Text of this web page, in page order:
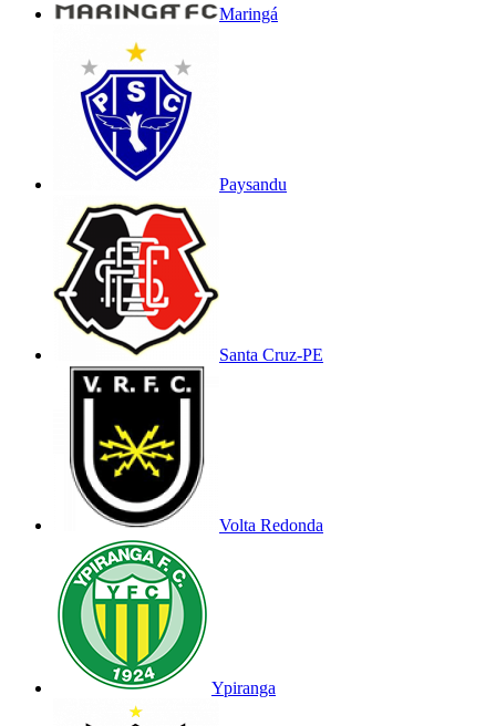
Maringá
Paysandu
Santa Cruz-PE
Volta Redonda
Ypiranga